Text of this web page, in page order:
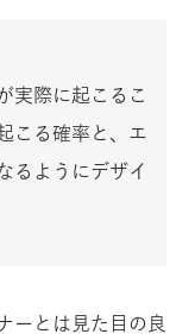
実際に起こるこ
こる確率と、エ
るようにデザイ
ーとは見た目の良